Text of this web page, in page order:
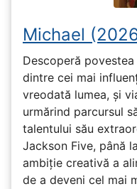
Michael
Descoperă
dintre cei mai
vreodată lumea, și
urmărind parcursul
talentului său
Jackson Five, până
ambiție creativă a
de a deveni cel mai